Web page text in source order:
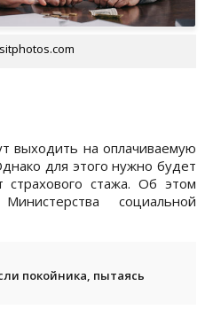
выходить на оплачиваемую
для этого нужно будет
стажа. Об этом
социальной
покойника, пытаясь